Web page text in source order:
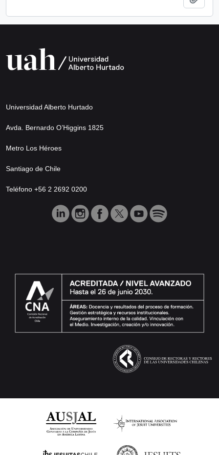
Universidad Alberto Hurtado
Avda. Bernardo O’Higgins 1825
Metro Los Héroes
Santiago de Chile
Teléfono +56 2 2692 0200